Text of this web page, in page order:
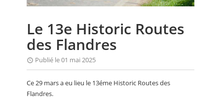
ANNUAIRES
PETITES ANNONCES
Le 13e Historic Routes
des Flandres
Publié le 01 mai 2025
Ce 29 mars a eu lieu le 13éme Historic Routes des
Flandres.